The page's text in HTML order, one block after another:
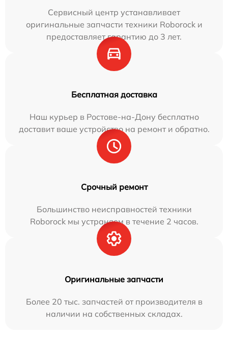
Сервисный центр устанавливает
оригинальные запчасти техники Roborock и
предоставляет гарантию до 3 лет.
Бесплатная доставка
Наш курьер в Ростове-на-Дону бесплатно
доставит ваше устройство на ремонт и обратно.
Срочный ремонт
Большинство неисправностей техники
Roborock мы устраняем в течение 2 часов.
Оригинальные запчасти
Более 20 тыс. запчастей от производителя в
наличии на собственных складах.